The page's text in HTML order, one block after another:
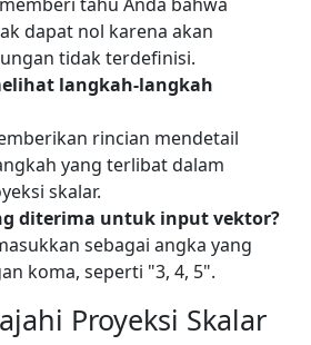
dapat nol karena akan
tidak terdefinisi.
langkah-langkah
rincian mendetail
yang terlibat dalam
skalar.
diterima untuk input vektor?
sebagai angka yang
koma, seperti "3, 4, 5".
Proyeksi Skalar